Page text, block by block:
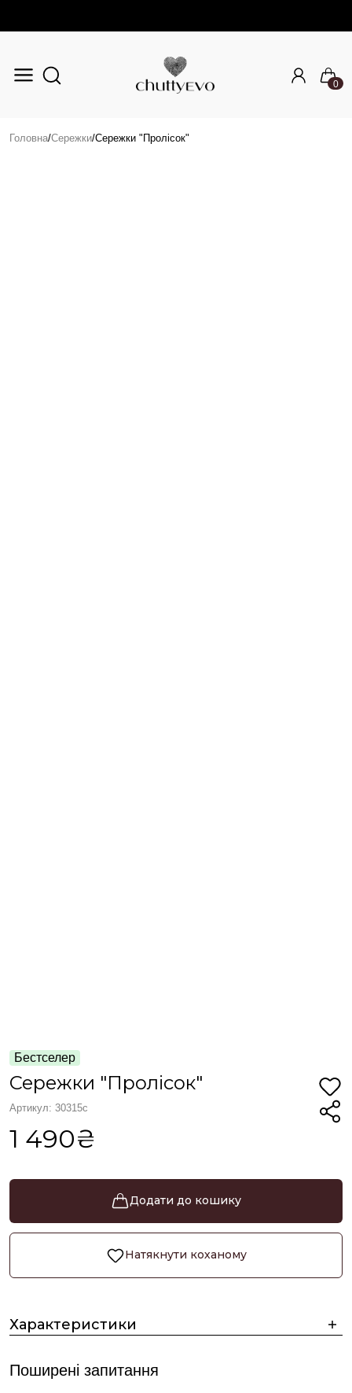
0
Головна/Сережки/Сережки "Пролісок"
Бестселер
Сережки "Пролісок"
Артикул: 30315с
1 490₴
Додати до кошику
Натякнути коханому
Характеристики
Поширені запитання